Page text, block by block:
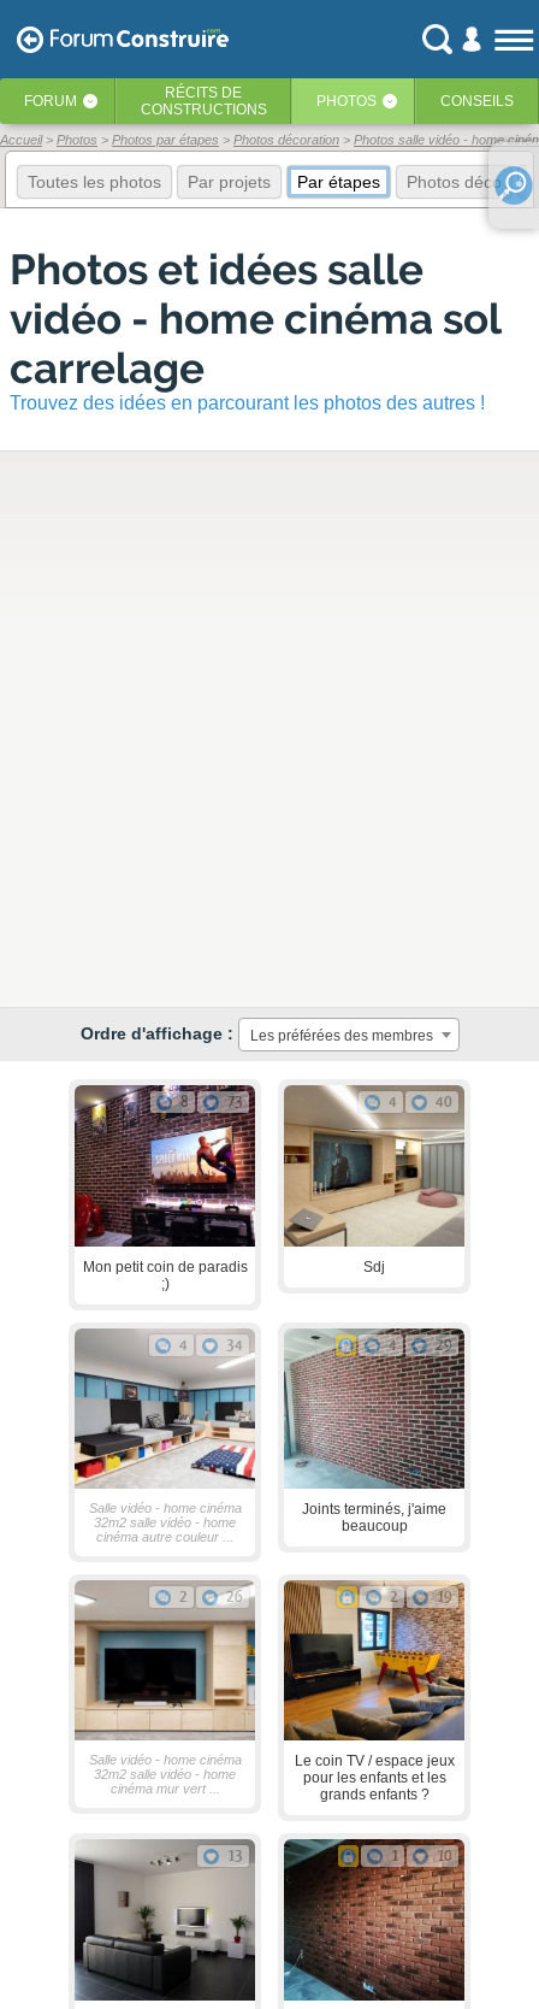
FORUM ‹ RÉCITS DE
CONSTRUCTIONS
PHOTOS ‹ CONSEILS
Accueil Photos Photos par étapes Photos décoration Photos salle vidéo - home
Toutes les photos Par projets Par étapes Photos déco
Photos et idées salle
vidéo - home cinéma sol
carrelage
Trouvez des idées en parcourant les photos des autres !
Ordre d'affichage : Les préférées des membres
8 73
Mon petit coin de paradis
;)
4 40
Sdj
4 34
Salle vidéo - home cinéma
32m2 salle vidéo - home
cinéma autre couleur ...
4 29
Joints terminés, j'aime
beaucoup
2 26
Salle vidéo - home cinéma
32m2 salle vidéo - home
cinéma mur vert ...
2 19
Le coin TV / espace jeux
pour les enfants et les
grands enfants ?
13 1 10